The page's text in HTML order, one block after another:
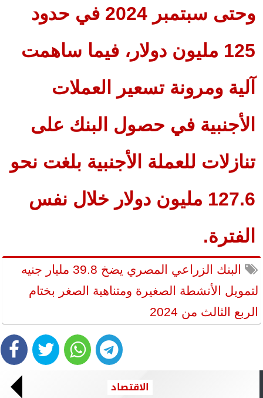
وحتى سبتمبر 2024 في حدود
125 مليون دولار، فيما ساهمت
آلية ومرونة تسعير العملات
الأجنبية في حصول البنك على
تنازلات للعملة الأجنبية بلغت نحو
127.6 مليون دولار خلال نفس
الفترة.
البنك الزراعي المصري يضخ 39.8 مليار جنيه
لتمويل الأنشطة الصغيرة ومتناهية الصغر بختام
الربع الثالث من 2024
الاقتصاد